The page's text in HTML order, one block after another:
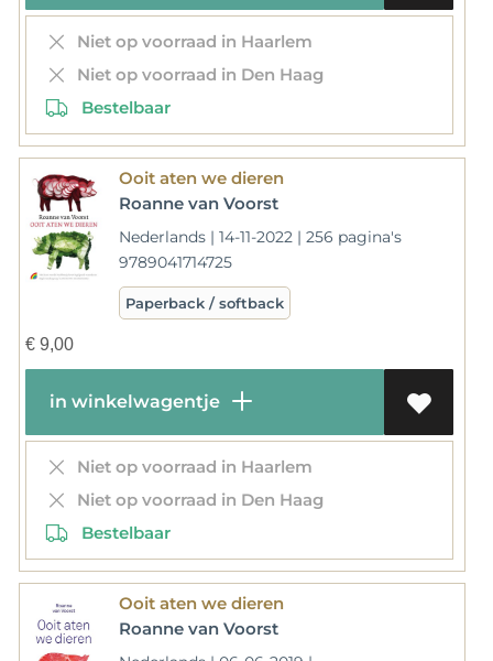
Niet op voorraad in Haarlem
Niet op voorraad in Den Haag
Bestelbaar
Ooit aten we dieren
Roanne van Voorst
Nederlands | 14-11-2022 | 256 pagina's
9789041714725
Paperback / softback
€9,00
in winkelwagentje
Niet op voorraad in Haarlem
Niet op voorraad in Den Haag
Bestelbaar
Ooit aten we dieren
Roanne van Voorst